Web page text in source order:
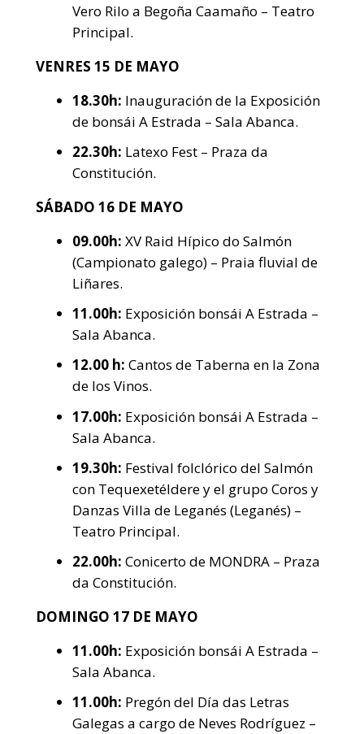
Vero Rilo a Begoña Caamaño – Teatro
Principal.
VENRES 15 DE MAYO
18.30h: Inauguración de la Exposición
de bonsái A Estrada – Sala Abanca.
22.30h: Latexo Fest – Praza da
Constitución.
SÁBADO 16 DE MAYO
09.00h: XV Raid Hípico do Salmón
(Campionato galego) – Praia fluvial de
Liñares.
11.00h: Exposición bonsái A Estrada –
Sala Abanca.
12.00 h: Cantos de Taberna en la Zona
de los Vinos.
17.00h: Exposición bonsái A Estrada –
Sala Abanca.
19.30h: Festival folclórico del Salmón
con Tequexetéldere y el grupo Coros y
Danzas Villa de Leganés (Leganés) –
Teatro Principal.
22.00h: Conicerto de MONDRA – Praza
da Constitución.
DOMINGO 17 DE MAYO
11.00h: Exposición bonsái A Estrada –
Sala Abanca.
11.00h: Pregón del Día das Letras
Galegas a cargo de Neves Rodríguez –